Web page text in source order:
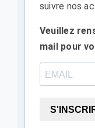
suivre nos
Veuillez
mail pour